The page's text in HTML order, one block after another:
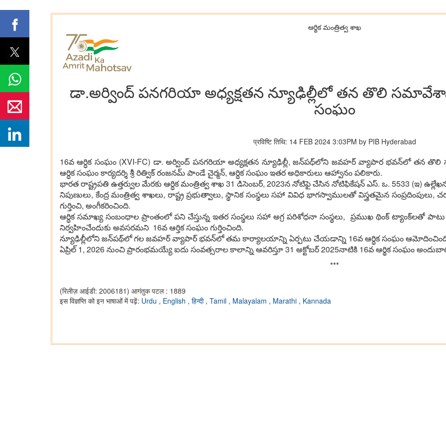
ఆర్థిక మంత్రిత్వ శాఖ
డా.అర్వింద్ ప‌న‌గ‌రియా అధ్య‌క్ష‌త‌న న్యూఢిల్లీలో త‌న తొలి
సంఘం
प्रविष्टि तिथि: 14 FEB 2024 3:03PM by PIB Hyderabad
16వ ఆర్ధిక సంఘం (XVI-FC) డా. అర్వింద్ ప‌నగ‌రియా అధ్య‌క్ష‌త‌న న్యూఢిల్లీ, జ‌న్‌ప‌ధ్‌లోని జ‌వ‌హ‌ర్ వ్యాపార భ‌వ‌న్‌లో త‌న తొలి
ఆర్ధిక సంఘం కార్య‌ద‌ర్శి శ్రీ రిత్విక్ రంజ‌న‌మ్ పాండే చైర్మ‌న్‌, ఆర్ధిక సంఘం ఇత‌ర అధికారులు ఆహ్వానం ప‌లికారు.
భార‌త రాష్ట్రపతి ఉత్త‌ర్వుల మేర‌కు ఆర్ధిక మంత్రిత్వ శాఖ 31 డిసెంబ‌ర్‌, 2023న నోటిఫై చేసిన నోటిఫికేష‌న్ ఎస్‌. ఒ. 5533 (ఇ)
నిపుణులు, కేంద్ర మంత్రిత్వ శాఖ‌లు, రాష్ట్ర ప్ర‌భుత్వాలు, స్థానిక సంస్థ‌లు స‌హా వివిధ భాగ‌స్వాముల‌తో విస్త్ర‌త‌మైన
గుర్తించి, అంగీక‌రించింది.
ఆర్ధిక స‌మాఖ్య సంబంధాల ప్రాంతంలో ప‌ని చేస్తున్న ఇత‌ర సంస్థ‌లు స‌హా అగ్ర‌ ప‌రిశోధ‌నా సంస్థ‌లు, ప్ర‌ముఖ థింక్ ట్యాంక్‌లతో
నిర్వ‌హించేందుకు అవ‌స‌ర‌మ‌ని 16వ ఆర్తిక సంఘం గుర్తించింది.
న్యూఢిల్లీలోని జ‌న్‌ప‌థ్‌లో గ‌ల జ‌వ‌హ‌ర్ వ్యాపార్ భ‌వ‌న్‌లో త‌మ కార్యాల‌యాన్ని ఏర్ప‌టు చేయ‌డాన్ని 16వ ఆర్ధిక సంఘం
ఏప్రిల్ 1, 2026 నుంచి ప్రారంభ‌మ‌య్యే ఐదు సంవ‌త్స‌రాల కాలాన్ని ఆవ‌రిస్తూ 31 అక్టోబ‌ర్ 2025నాటికి 16వ ఆర్థిక సంఘం
***
(रिलीज़ आईडी: 2006181) आगंतुक पटल : 1889
इस विज्ञप्ति को इन भाषाओं में पढ़ें: Urdu , English , हिन्दी , Tamil , Malayalam , Marathi , Kannada